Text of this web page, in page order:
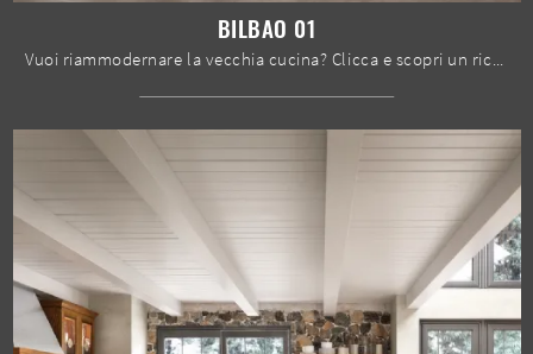
BILBAO 01
Vuoi riammodernare la vecchia cucina? Clicca e scopri un ricco catalogo di soluzioni classiche con penisola: Bilbao 01 ti sta aspettando!